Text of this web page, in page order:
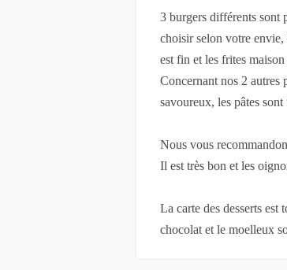
3 burgers différents sont
choisir selon votre
est fin et les frites
Concernant nos 2 autres
savoureux, les pâtes
Nous vous
Il est très bon et les
La carte des desserts est
chocolat et le moelleux